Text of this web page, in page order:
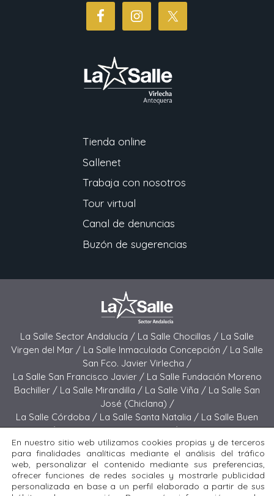
Tienda online
Sallenet
Trabaja con nosotros
Tour virtual
Canal de denuncias
Buzón de sugerencias
La Salle Sector Andalucía / La Salle Chocillas / La Salle
Virgen del Mar / La Salle Inmaculada Concepción / La Salle
San Fco. Javier Virlecha /
La Salle San Francisco Javier / La Salle Fundación Moreno
Bachiller / La Salle Mirandilla / La Salle Viña / La Salle San
José (Chiclana) /
La Salle Córdoba / La Salle Santa Natalia / La Salle Buen
Pastor /La Salle Sagrado Corazón /La Salle San José
(Jerez) / La Salle El Carmen (Melilla) /
La Salle Buen Consejo /La Salle El Carmen (San Fernando) /
La Salle San Francisco /La Salle Felipe Benito /La Salle La
Purísima
En nuestro sitio web utilizamos cookies propias y de terceros
para finalidades analíticas mediante el análisis del tráfico
web, personalizar el contenido mediante sus preferencias,
ofrecer funciones de redes sociales y mostrarle publicidad
personalizada en base a un perfil elaborado a partir de sus